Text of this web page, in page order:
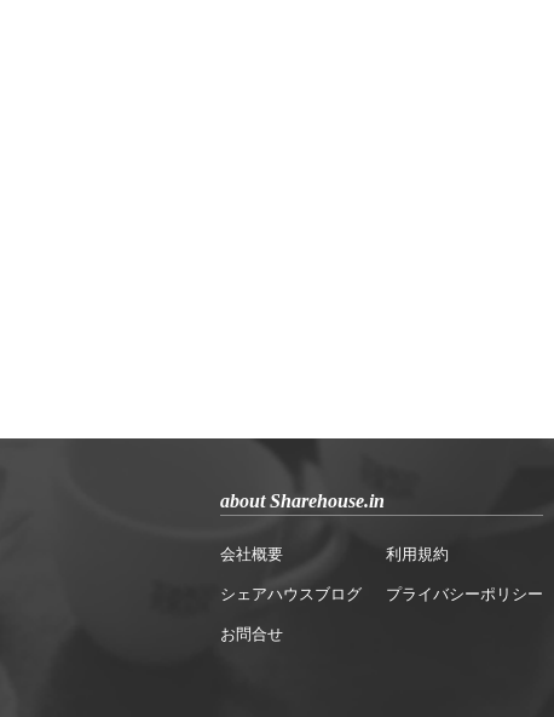
about Sharehouse.in
会社概要
シェアハウスブログ
お問合せ
利用規約
プライバシーポリシー